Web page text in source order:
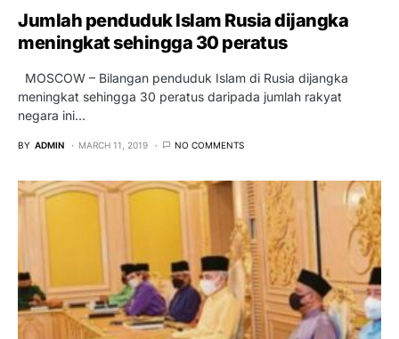
Jumlah penduduk Islam Rusia dijangka
meningkat sehingga 30 peratus
MOSCOW – Bilangan penduduk Islam di Rusia dijangka
meningkat sehingga 30 peratus daripada jumlah rakyat
negara ini…
BY ADMIN MARCH 11, 2019 NO COMMENTS